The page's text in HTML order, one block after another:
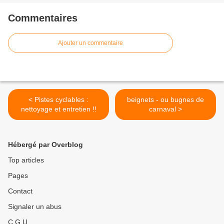
Commentaires
Ajouter un commentaire
< Pistes cyclables :
nettoyage et entretien !!
beignets - ou bugnes de
carnaval >
Hébergé par Overblog
Top articles
Pages
Contact
Signaler un abus
C.G.U.